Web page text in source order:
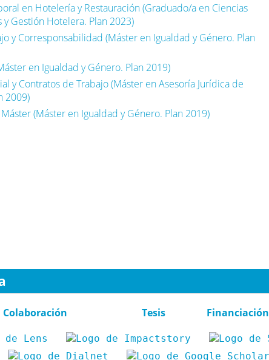
en Hotelería y Restauración (Graduado/a en Ciencias
y Gestión Hotelera. Plan 2023)
y Corresponsabilidad (Máster en Igualdad y Género. Plan
en Igualdad y Género. Plan 2019)
y Contratos de Trabajo (Máster en Asesoría Jurídica de
2009)
(Máster en Igualdad y Género. Plan 2019)
Colaboración Tesis Financiación